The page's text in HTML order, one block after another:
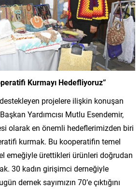
Kurmayı Hedefliyoruz”
projelere ilişkin konuşan
Yardımcısı Mutlu Esendemir,
olarak en önemli hedeflerimizden biri
kurmak. Bu kooperatifin temel
emeğiyle ürettikleri ürünleri doğrudan
30 kadın girişimci derneğiyle
dernek sayımızın 70’e çıktığını